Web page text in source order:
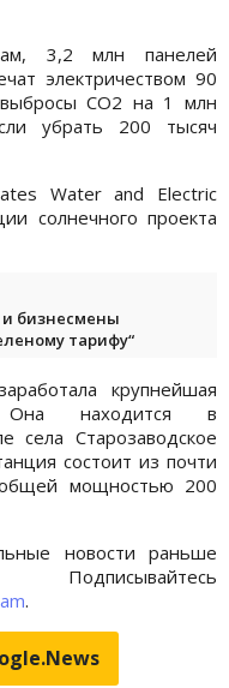
3,2 млн панелей
электричеством 90
CO2 на 1 млн
убрать 200 тысяч
Water and Electric
солнечного проекта
и бизнесмены
тарифу“
крупнейшая
Она находится в
села Старозаводское
состоит из почти
мощностью 200
новости раньше
.